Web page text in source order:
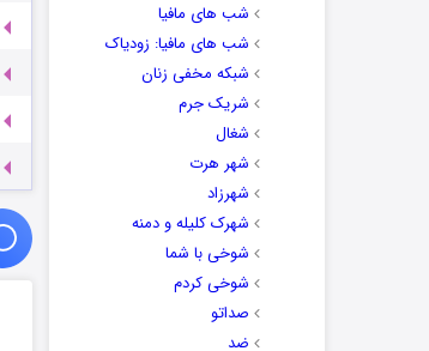
شب های مافیا
شب های مافیا: زودیاک
شبکه مخفی زنان
شریک جرم
شغال
شهر هرت
شهرزاد
شهرک کلیله و دمنه
شوخی با شما
شوخی کردم
صداتو
ضد